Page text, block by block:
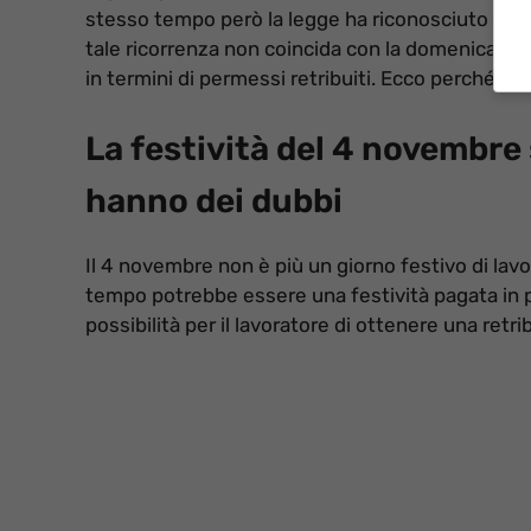
stesso tempo però la legge ha riconosciuto al
tale ricorrenza non coincida con la domenica.
in termini di permessi retribuiti. Ecco perché.
La festività del 4
hanno dei dubbi
Il 4 novembre non è più un giorno festivo di
tempo potrebbe essere una festività pagata in
possibilità per il lavoratore di ottenere una